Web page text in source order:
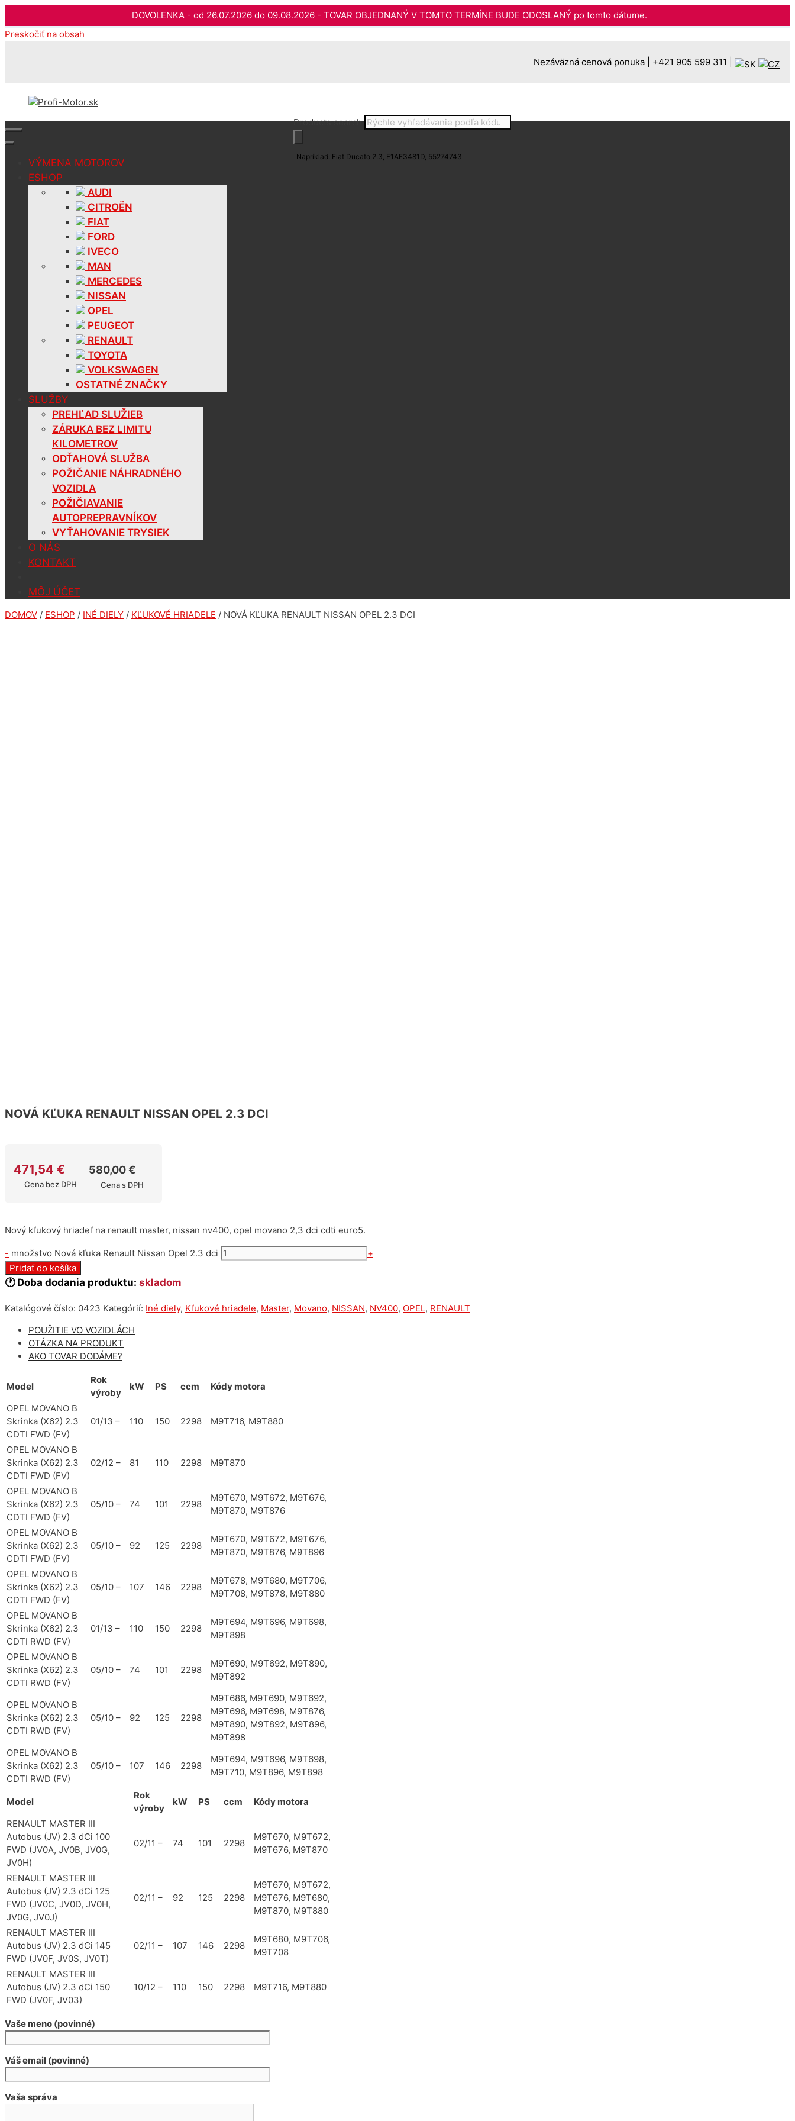
DOVOLENKA - od 26.07.2026 do 09.08.2026 - TOVAR OBJEDNANÝ V TOMTO TERMÍNE BUDE ODOSLANÝ po tomto dátume.
Preskočiť na obsah
Nezáväzná cenová ponuka +421 905 599 311
Products search
Napríklad: Fiat Ducato 2.3, F1AE3481D, 55274743
VÝMENA MOTOROV
ESHOP
AUDI
CITROËN
FIAT
FORD
IVECO
MAN
MERCEDES
NISSAN
OPEL
PEUGEOT
RENAULT
TOYOTA
VOLKSWAGEN
OSTATNÉ ZNAČKY
SLUŽBY
PREHĽAD SLUŽIEB
ZÁRUKA BEZ LIMITU
KILOMETROV
ODŤAHOVÁ SLUŽBA
POŽIČANIE NÁHRADNÉHO
VOZIDLA
POŽIČIAVANIE
AUTOPREPRAVNÍKOV
VYŤAHOVANIE TRYSIEK
O NÁS
KONTAKT
MÔJ ÚČET
DOMOV / ESHOP / INÉ DIELY / KĽUKOVÉ HRIADELE / NOVÁ KĽUKA RENAULT NISSAN OPEL 2.3 DCI
NOVÁ KĽUKA RENAULT NISSAN OPEL 2.3 DCI
471,54 €
Cena bez DPH
580,00€
Cena s DPH
Nový kľukový hriadeľ na renault master, nissan nv400, opel movano 2,3 dci cdti euro5.
- množstvo Nová kľuka Renault Nissan Opel 2.3 dci
+
Pridať do košíka
🕐 Doba dodania produktu: skladom
Katalógové číslo: 0423 Kategórií: Iné diely, Kľukové hriadele, Master, Movano, NISSAN, NV400, OPEL, RENAULT
POUŽITIE VO VOZIDLÁCH
OTÁZKA NA PRODUKT
AKO TOVAR DODÁME?
Model
Rok
výroby
kW PS ccm
Kódy motora
OPEL MOVANO B
Skrinka (X62) 2.3
CDTI FWD (FV)
01/13 – 110 150 2298 M9T716, M9T880
OPEL MOVANO B
Skrinka (X62) 2.3
CDTI FWD (FV)
02/12 – 81 110 2298 M9T870
OPEL MOVANO B
Skrinka (X62) 2.3
CDTI FWD (FV)
05/10 – 74 101 2298
M9T670, M9T672, M9T676,
M9T870, M9T876
OPEL MOVANO B
Skrinka (X62) 2.3
CDTI FWD (FV)
05/10 – 92 125 2298
M9T670, M9T672, M9T676,
M9T870, M9T876, M9T896
OPEL MOVANO B
Skrinka (X62) 2.3
CDTI FWD (FV)
05/10 – 107 146 2298
M9T678, M9T680, M9T706,
M9T708, M9T878, M9T880
OPEL MOVANO B
Skrinka (X62) 2.3
CDTI RWD (FV)
01/13 – 110 150 2298
M9T694, M9T696, M9T698,
M9T898
OPEL MOVANO B
Skrinka (X62) 2.3
CDTI RWD (FV)
05/10 – 74 101 2298
M9T690, M9T692, M9T890,
M9T892
OPEL MOVANO B
Skrinka (X62) 2.3
CDTI RWD (FV)
05/10 – 92 125 2298
M9T686, M9T690, M9T692,
M9T696, M9T698, M9T876,
M9T890, M9T892, M9T896,
M9T898
OPEL MOVANO B
Skrinka (X62) 2.3
CDTI RWD (FV)
05/10 – 107 146 2298
M9T694, M9T696, M9T698,
M9T710, M9T896, M9T898
Model
Rok
výroby
kW PS ccm
Kódy motora
RENAULT MASTER III
Autobus (JV) 2.3 dCi 100
FWD (JV0A, JV0B, JV0G,
JV0H)
02/11 – 74 101 2298
M9T670, M9T672,
M9T676, M9T870
RENAULT MASTER III
Autobus (JV) 2.3 dCi 125
FWD (JV0C, JV0D, JV0H,
JV0G, JV0J)
02/11 – 92 125 2298
M9T670, M9T672,
M9T676, M9T680,
M9T870, M9T880
RENAULT MASTER III
Autobus (JV) 2.3 dCi 145
FWD (JV0F, JV0S, JV0T)
02/11 – 107 146 2298
M9T680, M9T706,
M9T708
RENAULT MASTER III
Autobus (JV) 2.3 dCi 150
FWD (JV0F, JV03)
10/12 – 110 150 2298 M9T716, M9T880
Vaše meno (povinné)
Váš email (povinné)
Vaša správa